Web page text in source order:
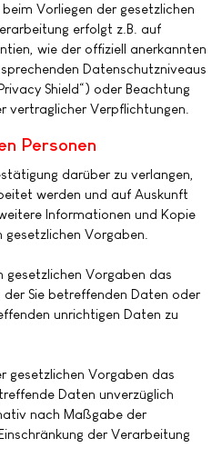
Vorliegen der gesetzlichen
erfolgt z.B. auf
wie der offiziell anerkannten
Datenschutzniveaus
Shield“) oder Beachtung
vertraglicher Verpflichtungen.
Personen
darüber zu verlangen,
werden und auf Auskunft
Informationen und Kopie
Vorgaben.
gesetzlichen Vorgaben das
Sie betreffenden Daten oder
unrichtigen Daten zu
gesetzlichen Vorgaben das
Daten unverzüglich
nach Maßgabe der
der Verarbeitung